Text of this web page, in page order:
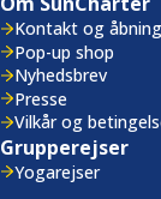
Kontakt og
Pop-up shop
Nyhedsbrev
Presse
Vilkår og
Grupperejser
Yogarejser